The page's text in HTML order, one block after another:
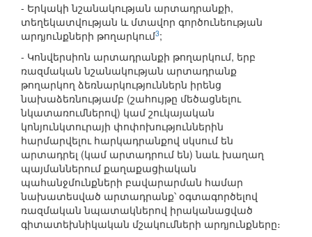
- Երկակի նշանակության արտադրանքի,
տեղեկատվության և մտավոր գործունեության
արդյունքների թողարկում3;
- Կոնվերսիոն արտադրանքի թողարկում, երբ
ռազմական նշանակության արտադրանք
թողարկող ձեռնարկություններն իրենց
նախաձեռնությամբ (շահույթը մեծացնելու
նկատառումներով) կամ շուկայական
կոնյունկտուրայի փոփոխություններին
հարմարվելու հարկադրանքով սկսում են
արտադրել (կամ արտադրում են) նաև խաղաղ
պայմաններում քաղաքացիական
պահանջմունքների բավարարման համար
նախատեսված արտադրանք՝ օգտագործելով
ռազմական նպատակներով իրականացված
գիտատեխնիկական մշակումների արդյունքները։